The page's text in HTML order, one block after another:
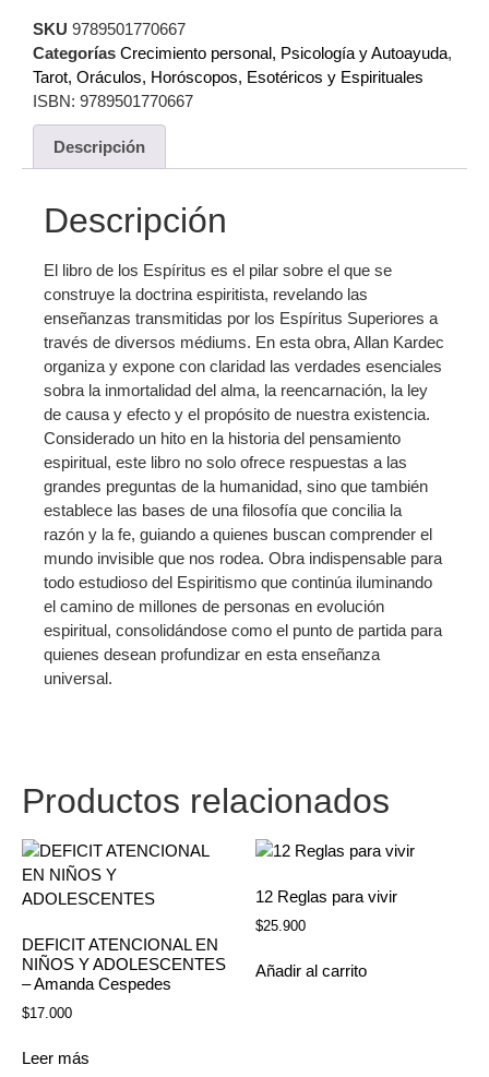
Productos relacionados
DEFICIT ATENCIONAL EN
NIÑOS Y ADOLESCENTES
– Amanda Cespedes
$17.000
Leer más
12 Reglas para vivir
$25.900
Añadir al carrito
SKU 9789501770667
Categorías Crecimiento personal, Psicología y Autoayuda,
Tarot, Oráculos, Horóscopos, Esotéricos y Espirituales
ISBN: 9789501770667
Descripción
Descripción
El libro de los Espíritus es el pilar sobre el que se
construye la doctrina espiritista, revelando las
enseñanzas transmitidas por los Espíritus Superiores a
través de diversos médiums. En esta obra, Allan Kardec
organiza y expone con claridad las verdades esenciales
sobra la inmortalidad del alma, la reencarnación, la ley
de causa y efecto y el propósito de nuestra existencia.
Considerado un hito en la historia del pensamiento
espiritual, este libro no solo ofrece respuestas a las
grandes preguntas de la humanidad, sino que también
establece las bases de una filosofía que concilia la
razón y la fe, guiando a quienes buscan comprender el
mundo invisible que nos rodea. Obra indispensable para
todo estudioso del Espiritismo que continúa iluminando
el camino de millones de personas en evolución
espiritual, consolidándose como el punto de partida para
quienes desean profundizar en esta enseñanza
universal.